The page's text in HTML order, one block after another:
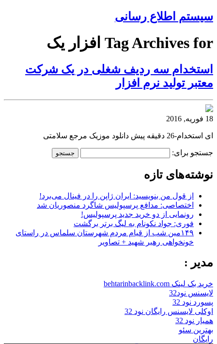
سیستم اطلاع رسانی
Tag Archives for افزار یک
استخدام سه ردیف شغلی در یک شرکت
معتبر تولید نرم افزار
18 فوریه, 2016
ای استخدام-26 دقیقه پیش دانلود موزیک مرجع سلامتی
جستجو برای:
نوشته‌های تازه
از قول من بنویسید: ایران ژاپن را در فینال می‌برد!
اختصاصی: مدافع پرسپولیس شاگرد منصوریان شد
رونمایی از دو خرید جدید پرسپولیس!
فوری: جواد نکونام به لیگ برتر برگشت
۱۴۹مین شب از قیام مردم شهرستان سلماس در راستای
خونخواهی رهبر شهید + تصاویر
مدیر :
خرید بک لینک behtarinbacklink.com
لایسنس نود32
پسورد نود 32
اوکلی لایسنس رایگان نود 32
همیار نود 32
بهترین سئو
رایگان